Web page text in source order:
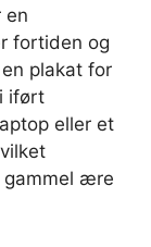
en
fortiden og
plakat for
iført
eller et
gammel ære